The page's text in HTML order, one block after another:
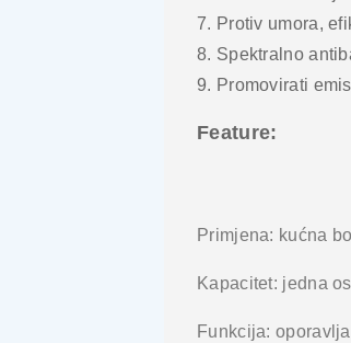
7. Protiv umora,
8. Spektralno
9. Promovirati
Feature:
Primjena: kućna
Kapacitet: jedna
Funkcija: oporavlja